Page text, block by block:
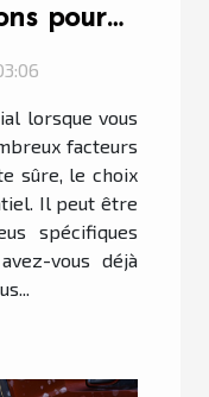
pour
lorsque vous
facteurs
sûre, le choix
Il peut être
spécifiques
vous déjà